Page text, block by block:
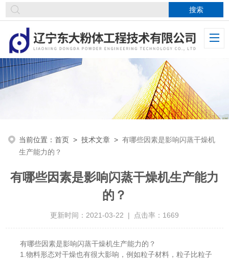
当前位置：首页 >技术文章 >有哪些因素是影响闪蒸干燥机
生产能力的？
有哪些因素是影响闪蒸干燥机生产能力
的？
更新时间：2021-03-22 | 点击率：1669
有哪些因素是影响闪蒸干燥机生产能力的？
1.物料形态对干燥也有很大影响，例如粒子材料，粒子比粒子